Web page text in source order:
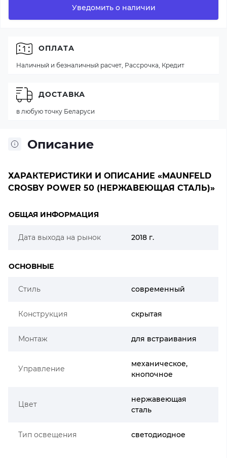
Уведомить о наличии
Описание
ХАРАКТЕРИСТИКИ И ОПИСАНИЕ «MAUNFELD
CROSBY POWER 50 (НЕРЖАВЕЮЩАЯ СТАЛЬ)»
ОБЩАЯ ИНФОРМАЦИЯ
Дата выхода на рынок 2018 г.
ОСНОВНЫЕ
Стиль современный
Конструкция скрытая
Монтаж для встраивания
Управление
механическое,
кнопочное
Цвет
нержавеющая
сталь
Тип освещения светодиодное
ОПЛАТА
Наличный и безналичный расчет, Рассрочка, Кредит
ДОСТАВКА
в любую точку Беларуси